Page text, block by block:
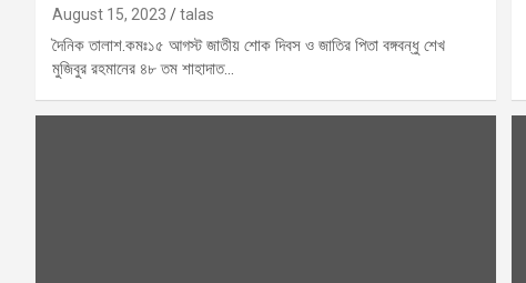
August 15, 2023 talas
দৈনিক তালাশ.কমঃ১৫ আগস্ট জাতীয় শোক দিবস ও জাতির পিতা বঙ্গবন্ধু শেখ
মুজিবুর রহমানের ৪৮ তম শাহাদাত…